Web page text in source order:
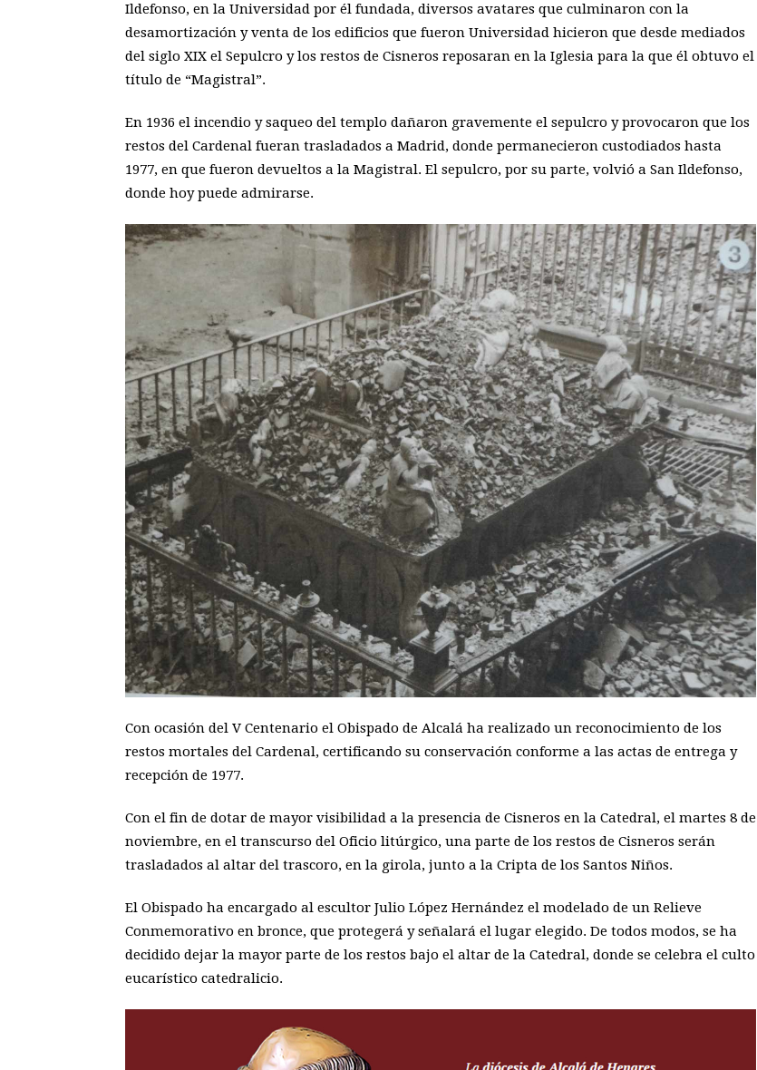
Ildefonso, en la Universidad por él fundada, diversos avatares que culminaron con la
desamortización y venta de los edificios que fueron Universidad hicieron que desde mediados
del siglo XIX el Sepulcro y los restos de Cisneros reposaran en la Iglesia para la que él obtuvo el
título de “Magistral”.
En 1936 el incendio y saqueo del templo dañaron gravemente el sepulcro y provocaron que los
restos del Cardenal fueran trasladados a Madrid, donde permanecieron custodiados hasta
1977, en que fueron devueltos a la Magistral. El sepulcro, por su parte, volvió a San Ildefonso,
donde hoy puede admirarse.
Con ocasión del V Centenario el Obispado de Alcalá ha realizado un reconocimiento de los
restos mortales del Cardenal, certificando su conservación conforme a las actas de entrega y
recepción de 1977.
Con el fin de dotar de mayor visibilidad a la presencia de Cisneros en la Catedral, el martes 8 de
noviembre, en el transcurso del Oficio litúrgico, una parte de los restos de Cisneros serán
trasladados al altar del trascoro, en la girola, junto a la Cripta de los Santos Niños.
El Obispado ha encargado al escultor Julio López Hernández el modelado de un Relieve
Conmemorativo en bronce, que protegerá y señalará el lugar elegido. De todos modos, se ha
decidido dejar la mayor parte de los restos bajo el altar de la Catedral, donde se celebra el culto
eucarístico catedralicio.